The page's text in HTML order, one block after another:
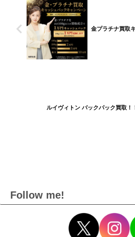
金プラチナ買取
ルイヴィトン バックパック買取！
Follow me!